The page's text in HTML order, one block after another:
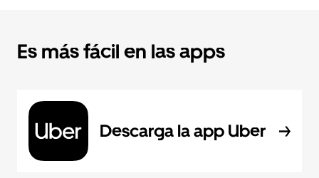
Es más fácil en las apps
Descarga la app Uber